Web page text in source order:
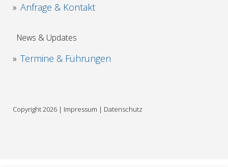
Anfrage & Kontakt
News & Updates
Termine & Führungen
Copyright 2026 | Impressum | Datenschutz